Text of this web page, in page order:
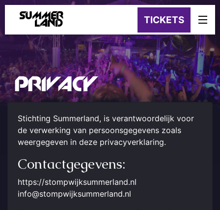
SUMMER
LAND TICKETS
PRIVACY
Stichting Summerland, is verantwoordelijk voor
de verwerking van persoonsgegevens zoals
weergegeven in deze privacyverklaring.
Contactgegevens:
https://stompwijksummerland.nl
info@stompwijksummerland.nl